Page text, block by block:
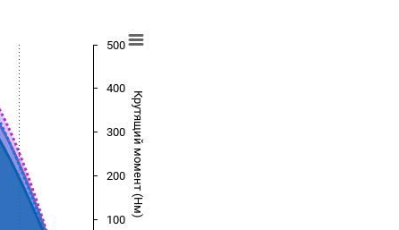
Крутящий момент (Нм)
100
200
300
400
500